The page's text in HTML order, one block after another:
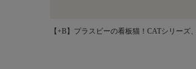
【+B】プラスビーの看板猫！CATシリーズ